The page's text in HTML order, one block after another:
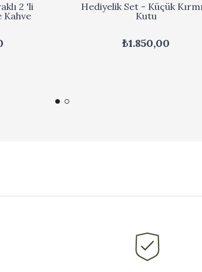
2 'li
Kahve
Hediyelik Set - Küçük
Kutu
₺1.850,00